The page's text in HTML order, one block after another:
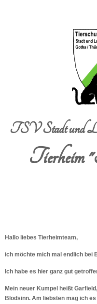
TSV Stadt und
Hallo liebes Tierheimteam,
ich möchte mich mal endlich bei
Ich habe es hier ganz gut
Mein neuer Kumpel heißt
Blödsinn. Am liebsten mag ich